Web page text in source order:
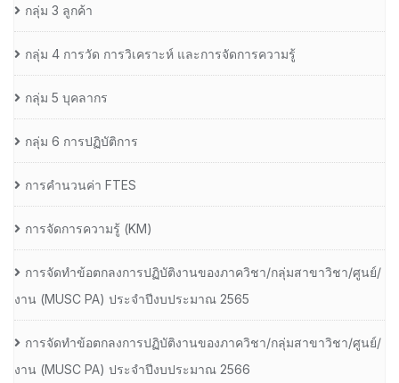
กลุ่ม 3 ลูกค้า
กลุ่ม 4 การวัด การวิเคราะห์ และการจัดการความรู้
กลุ่ม 5 บุคลากร
กลุ่ม 6 การปฏิบัติการ
การคำนวนค่า FTES
การจัดการความรู้ (KM)
การจัดทำข้อตกลงการปฏิบัติงานของภาควิชา/กลุ่มสาขาวิชา/ศูนย์/
งาน (MUSC PA) ประจำปีงบประมาณ 2565
การจัดทำข้อตกลงการปฏิบัติงานของภาควิชา/กลุ่มสาขาวิชา/ศูนย์/
งาน (MUSC PA) ประจำปีงบประมาณ 2566